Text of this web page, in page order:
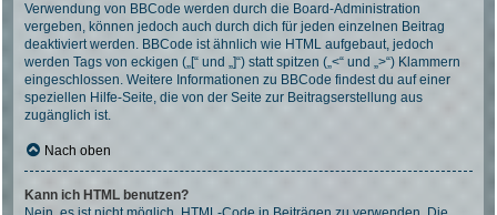
Verwendung von BBCode werden durch die Board-Administration
vergeben, können jedoch auch durch dich für jeden einzelnen Beitrag
deaktiviert werden. BBCode ist ähnlich wie HTML aufgebaut, jedoch
werden Tags von eckigen („[“ und „]“) statt spitzen („<“ und „>“) Klammern
eingeschlossen. Weitere Informationen zu BBCode findest du auf einer
speziellen Hilfe-Seite, die von der Seite zur Beitragserstellung aus
zugänglich ist.
Nach oben
Kann ich HTML benutzen?